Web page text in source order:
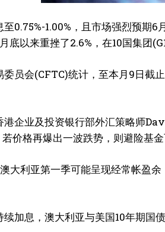
0.75%-1.00%，且市场强烈预期
底以来重挫了2.6%，在10国集团
员会(CFTC)统计，至本月9日截
港企业及投资银行部外汇策略师
价格再爆出一波跌势，则避险基金
大利亚第一季可能呈现经常帐盈
加息，澳大利亚与美国10年期国